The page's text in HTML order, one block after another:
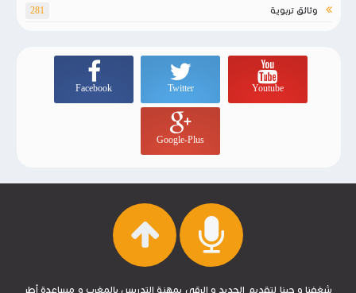
وثائق تربوية 281
Youtube
Twitter
Facebook
Google-Plus
شغفنا و حبنا لتقديم الجديد و الرقي بمهنة التدريس بالمغرب و مساعدة أطر